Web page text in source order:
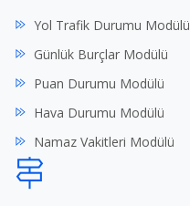
Yol Trafik Durumu Modülü
Günlük Burçlar Modülü
Puan Durumu Modülü
Hava Durumu Modülü
Namaz Vakitleri Modülü